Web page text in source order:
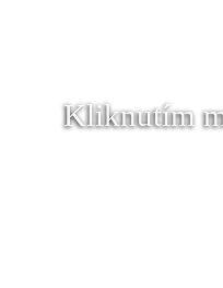
Kliknutím